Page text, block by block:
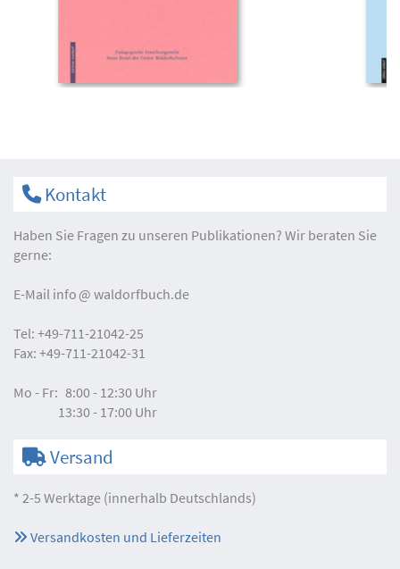
Kontakt
Haben Sie Fragen zu unseren Publikationen? Wir beraten Sie
gerne:
E-Mail info waldorfbuch.de
Tel: +49-711-21042-25
Fax: +49-711-21042-31
Mo - Fr: 8:00 - 12:30 Uhr
13:30 - 17:00 Uhr
Versand
* 2-5 Werktage (innerhalb Deutschlands)
Versandkosten und Lieferzeiten